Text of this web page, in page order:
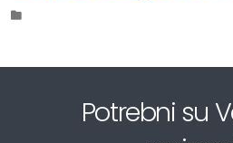
Potrebni su